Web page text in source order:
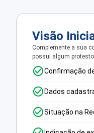
Visão
Complemente a sua
possui algum
Confirmação
Dados
Situação na